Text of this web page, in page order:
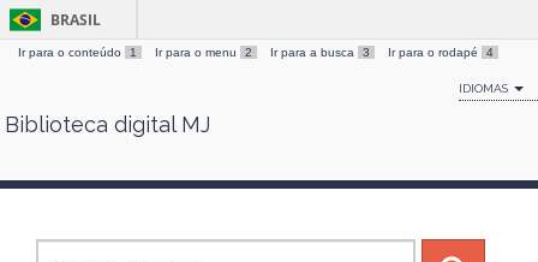
Skip
BRASIL
Ir para o conteúdo 1 Ir para o menu 2 Ir para a busca 3 Ir para o rodapé 4
IDIOMAS
Biblioteca digital MJ